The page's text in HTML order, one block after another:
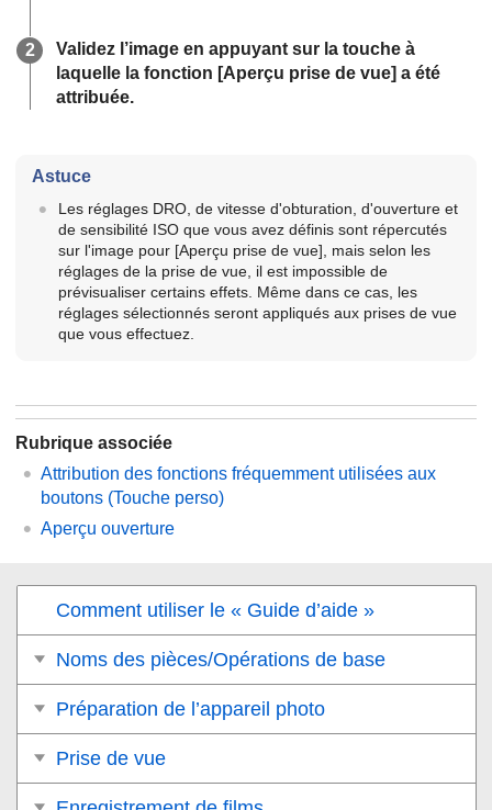
Validez l’image en appuyant sur la touche à
laquelle la fonction [Aperçu prise de vue] a été
attribuée.
Astuce
Les réglages DRO, de vitesse d'obturation, d'ouverture et
de sensibilité ISO que vous avez définis sont répercutés
sur l'image pour [Aperçu prise de vue] , mais selon les
réglages de la prise de vue, il est impossible de
prévisualiser certains effets. Même dans ce cas, les
réglages sélectionnés seront appliqués aux prises de vue
que vous effectuez.
Rubrique associée
Attribution des fonctions fréquemment utilisées aux
boutons (Touche perso)
Aperçu ouverture
Comment utiliser le « Guide d’aide »
Noms des pièces/Opérations de base
Préparation de l’appareil photo
Prise de vue